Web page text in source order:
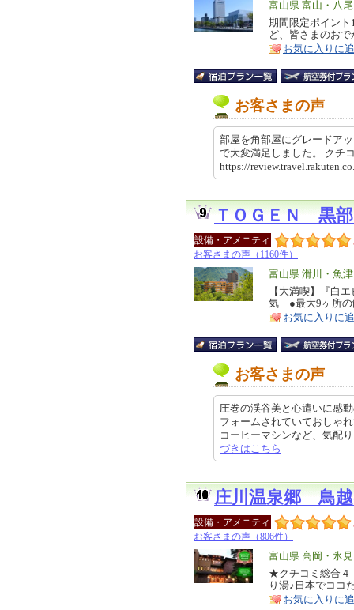
エ
リ
ア
富山県 富山・八
特
徴
期間限定ポイン
ど、皆さまのお
お気に入りに
お客さまの声
部屋を角部屋にグレードア
で大変満足しました。 ク
https://
ＴＯＧＥＮ 黒
設備・アメニティ
お客さまの声（1160件）
エ
リ
ア
富山県 滑川・魚
特
徴
【大満喫】『白
気 ●最大9ヶ所の
お気に入りに
お客さまの声
圧巻の渓谷美と心遣いに感
フォームされていておしゃ
コーヒーマシンなど、気配
づきはこちら
庄川温泉郷 鳥
設備・アメニティ
お客さまの声（806件）
エ
リ
ア
富山県 高岡・氷
特
徴
★クチコミ総合４
り湯♪日本でココ
お気に入りに